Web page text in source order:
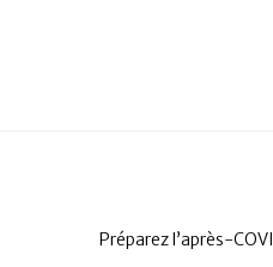
Préparez l’après-